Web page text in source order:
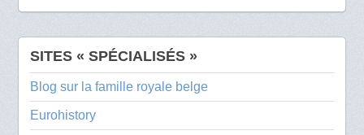
SITES « SPÉCIALISÉS »
Blog sur la famille royale belge
Eurohistory